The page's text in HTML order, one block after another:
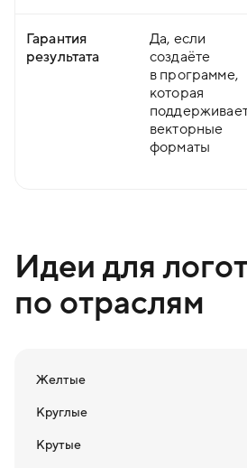
Гарантия
результата
Да, если
создаёте
в программе,
которая
векторные
форматы
Идеи для
по отраслям
Желтые
Круглые
Крутые